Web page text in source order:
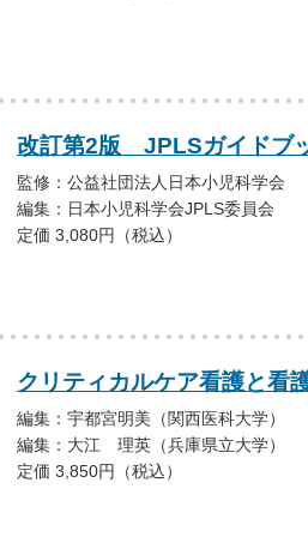
改訂第2版 JPLSガイドブ
監修：公益社団法人日本小児科学会
編集：日本小児科学会JPLS委員会
定価 3,080円（税込）
クリティカルケア看護と看
編集：宇都宮明美（関西医科大学）
編集：大江 理英（兵庫県立大学）
定価 3,850円（税込）